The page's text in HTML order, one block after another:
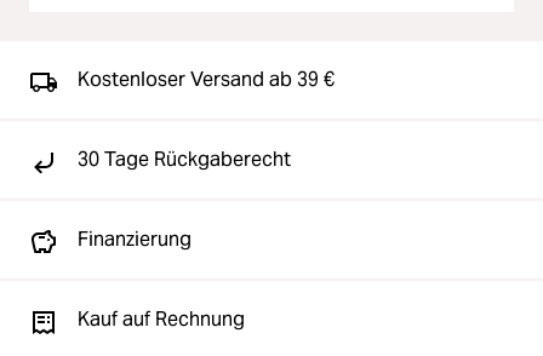
Kostenloser Versand ab 39 €
30 Tage Rückgaberecht
Finanzierung
Kauf auf Rechnung